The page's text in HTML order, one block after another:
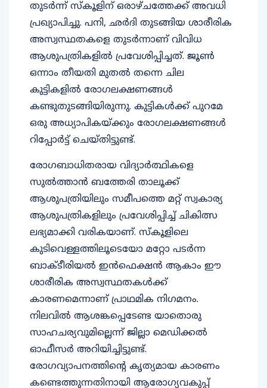
തുടർന്ന് സ്കൂളിന് ഒരാഴ്ചത്തേക്ക് അവധി
പ്രഖ്യാപിച്ചു. പനി, ഛർദി തുടങ്ങിയ ശാരീരിക
അസ്വസ്ഥതകളെ തുടർന്നാണ് വിവിധ
ആശുപത്രികളിൽ പ്രവേശിപ്പിച്ചത്. ജൂൺ
ഒന്നാം തീയതി മുതൽ തന്നെ ചില
കുട്ടികളിൽ രോഗലക്ഷണങ്ങൾ
കണ്ടുതുടങ്ങിയിരുന്നു. കുട്ടികൾക്ക് പുറമേ
ഒരു അധ്യാപികയ്ക്കും രോഗലക്ഷണങ്ങൾ
റിപ്പോർട്ട് ചെയ്തിട്ടുണ്ട്.
രോഗബാധിതരായ വിദ്യാർത്ഥികളെ
സുൽത്താൻ ബത്തേരി താലൂക്ക്
ആശുപത്രിയിലും സമീപത്തെ മറ്റ് സ്വകാര്യ
ആശുപത്രികളിലും പ്രവേശിപ്പിച്ച് ചികിത്സ
ലഭ്യമാക്കി വരികയാണ്. സ്കൂളിലെ
കുടിവെള്ളത്തിലൂടെയോ മറ്റോ പടർന്ന
ബാക്ടീരിയൽ ഇൻഫെക്ഷൻ ആകാം ഈ
ശാരീരിക അസ്വസ്ഥതകൾക്ക്
കാരണമെന്നാണ് പ്രാഥമിക നിഗമനം.
നിലവിൽ ആശങ്കപ്പെടേണ്ട യാതൊരു
സാഹചര്യവുമില്ലെന്ന് ജില്ലാ മെഡിക്കൽ
ഓഫീസർ അറിയിച്ചിട്ടുണ്ട്.
രോഗവ്യാപനത്തിന്റെ കൃത്യമായ കാരണം
കണ്ടെത്തുന്നതിനായി ആരോഗ്യവകുപ്പ്